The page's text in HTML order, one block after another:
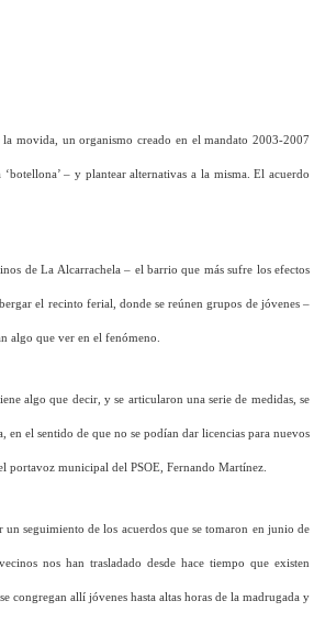
movida, un organismo creado en el mandato 2003-2007
– y plantear alternativas a la misma. El acuerdo
de La Alcarrachela – el barrio que más sufre los efectos
el recinto ferial, donde se reúnen grupos de jóvenes –
algo que ver en el fenómeno.
algo que decir, y se articularon una serie de medidas, se
en el sentido de que no se podían dar licencias para nuevos
portavoz municipal del PSOE, Fernando Martínez.
seguimiento de los acuerdos que se tomaron en junio de
nos han trasladado desde hace tiempo que existen
congregan allí jóvenes hasta altas horas de la madrugada y